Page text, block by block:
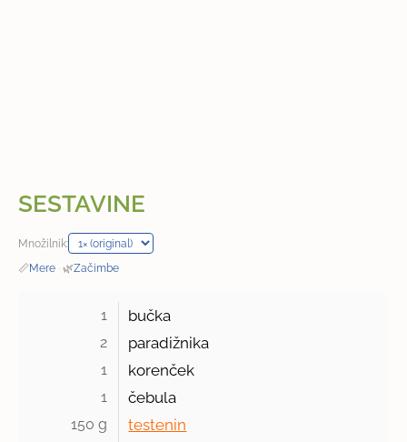
SESTAVINE
Množilnik:
📏Mere · 🌿Začimbe
1 bučka
2 paradižnika
1 korenček
1 čebula
150 g
testenin